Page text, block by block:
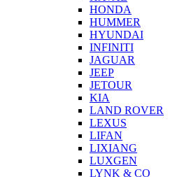
HONDA
HUMMER
HYUNDAI
INFINITI
JAGUAR
JEEP
JETOUR
KIA
LAND ROVER
LEXUS
LIFAN
LIXIANG
LUXGEN
LYNK & CO